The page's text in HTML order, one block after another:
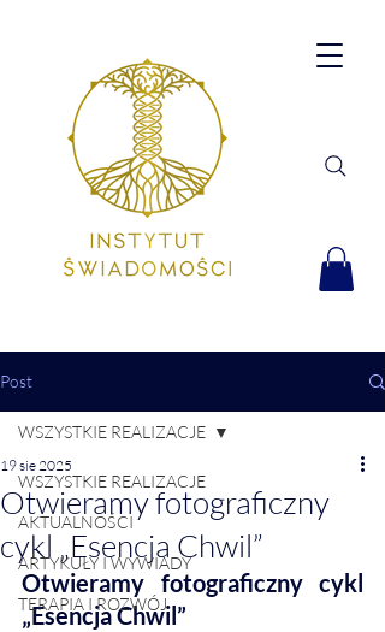
Post
WSZYSTKIE REALIZACJE
AKTUALNOŚCI
ARTYKUŁY I WYWIADY
TERAPIA I ROZWÓJ
WSZYSTKIE REALIZACJE
Otwieramy fotograficzny
cykl „Esencja Chwil”
19 sie 2025
Otwieramy fotograficzny cykl
„Esencja Chwil”